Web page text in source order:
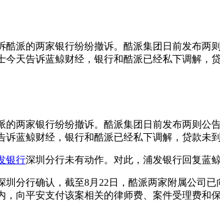
酷派的两家银行纷纷撤诉。酷派集团日前发布
天告诉蓝鲸财经，银行和酷派已经私下调解，
两家银行纷纷撤诉。酷派集团日前发布两则公
蓝鲸财经，银行和酷派已经私下调解，贷款未
银行深圳分行未有动作。对此，浦发银行回复蓝
行确认，截至8月22日，酷派两家附属公司
向平安支付该案相关的律师费、案件受理费和